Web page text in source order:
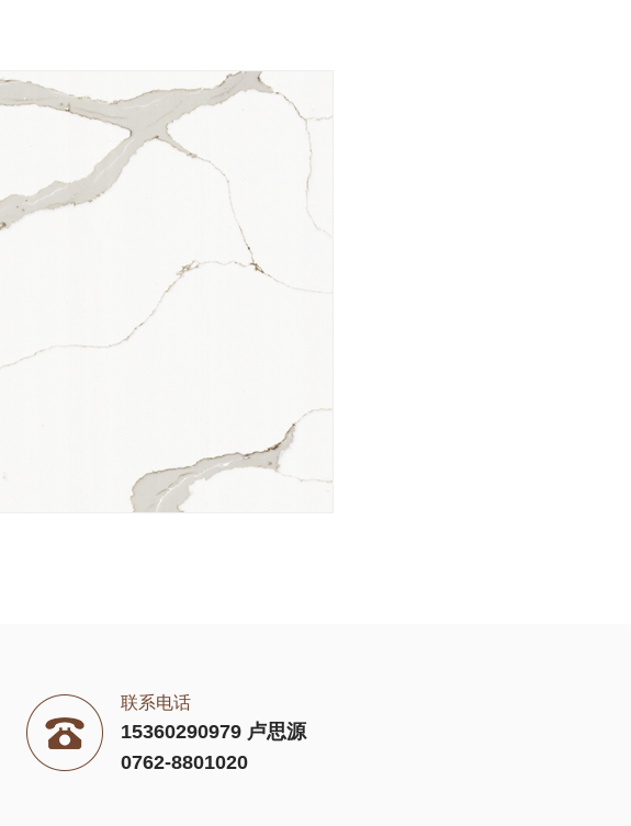
联系电话
15360290979 卢思源
0762-8801020